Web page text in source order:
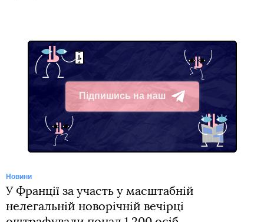
Підпишись на наш
Telegram
Новини
У Франції за участь у масштабній
нелегальній новорічній вечірці